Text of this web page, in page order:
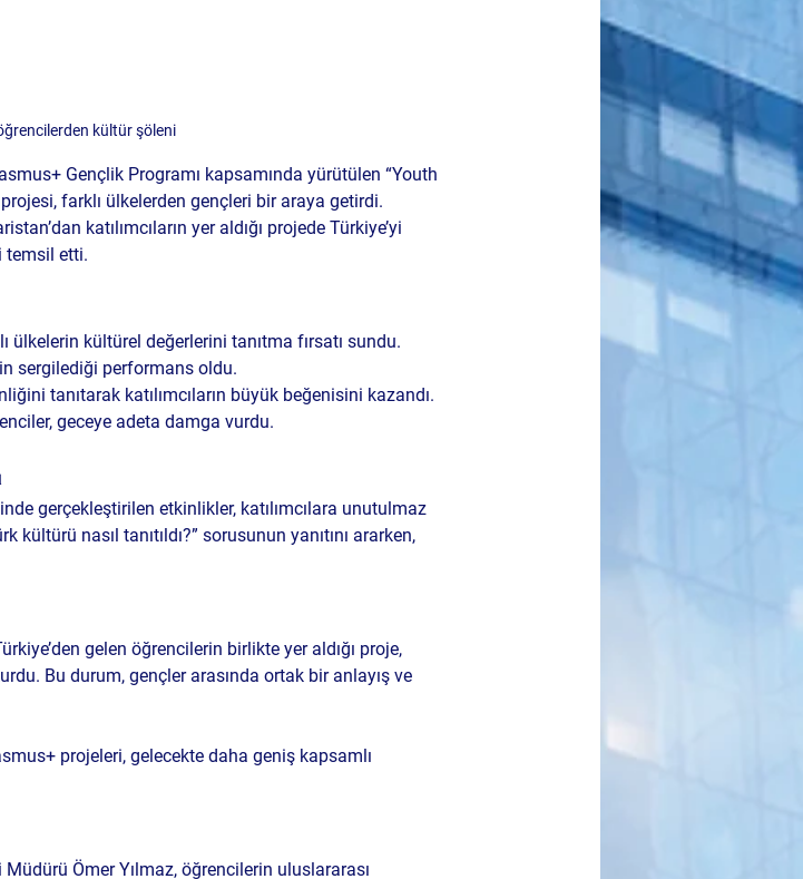
kültür şöleni
Gençlik Programı kapsamında yürütülen “Youth
farklı ülkelerden gençleri bir araya getirdi.
katılımcıların yer aldığı projede Türkiye’yi
temsil etti.
ülkelerin kültürel değerlerini tanıtma fırsatı sundu.
sergilediği performans oldu.
tanıtarak katılımcıların büyük beğenisini kazandı.
geceye adeta damga vurdu.
gerçekleştirilen etkinlikler, katılımcılara unutulmaz
nasıl tanıtıldı?” sorusunun yanıtını ararken,
gelen öğrencilerin birlikte yer aldığı proje,
Bu durum, gençler arasında ortak bir anlayış ve
projeleri, gelecekte daha geniş kapsamlı
Ömer Yılmaz, öğrencilerin uluslararası